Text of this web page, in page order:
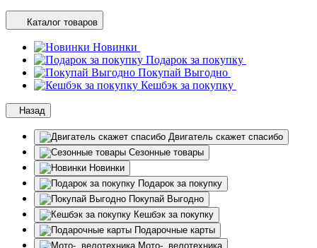
Каталог товаров
Новинки
Подарок за покупку
Покупай Выгодно
Кешбэк за покупку
Назад
Двигатель скажет спасибо
Сезонные товары
Новинки
Подарок за покупку
Покупай Выгодно
Кешбэк за покупку
Подарочные карты
Мото-, велотехника